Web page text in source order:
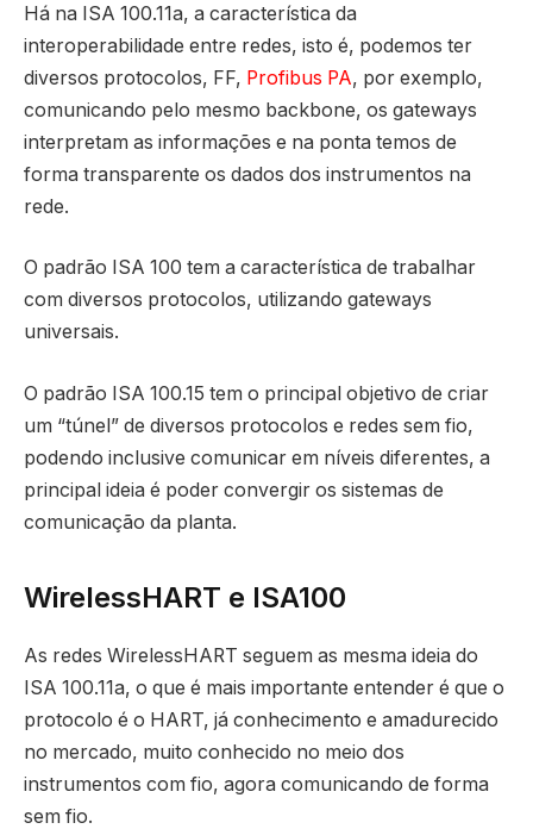
Há na ISA 100.11a, a característica da
interoperabilidade entre redes, isto é, podemos ter
diversos protocolos, FF, Profibus PA, por exemplo,
comunicando pelo mesmo backbone, os gateways
interpretam as informações e na ponta temos de
forma transparente os dados dos instrumentos na
rede.
O padrão ISA 100 tem a característica de trabalhar
com diversos protocolos, utilizando gateways
universais.
O padrão ISA 100.15 tem o principal objetivo de criar
um “túnel” de diversos protocolos e redes sem fio,
podendo inclusive comunicar em níveis diferentes, a
principal ideia é poder convergir os sistemas de
comunicação da planta.
WirelessHART e ISA100
As redes WirelessHART seguem as mesma ideia do
ISA 100.11a, o que é mais importante entender é que o
protocolo é o HART, já conhecimento e amadurecido
no mercado, muito conhecido no meio dos
instrumentos com fio, agora comunicando de forma
sem fio.